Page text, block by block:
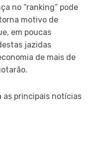
no “ranking” pode
motivo de
em poucas
jazidas
de mais de
as principais notícias